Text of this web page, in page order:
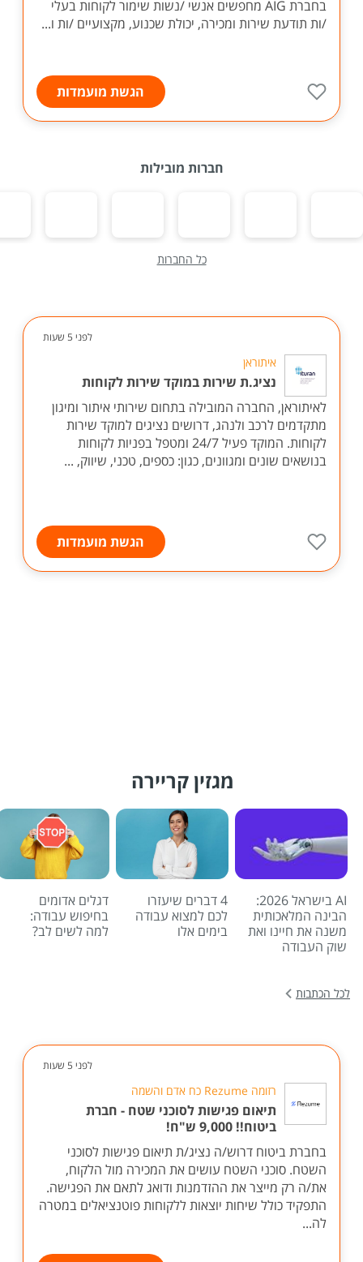
בחברת AIG מחפשים אנשי /נשות שימור לקוחות בעלי
/ות תודעת שירות ומכירה, יכולת שכנוע, מקצועיים /ות ו...
הגשת מועמדות
חברות מובילות
כל החברות
לפני 5 שעות
איתוראן
נציג.ת שירות במוקד שירות לקוחות
לאיתוראן, החברה המובילה בתחום שירותי איתור ומיגון
מתקדמים לרכב ולנהג, דרושים נציגים למוקד שירות
לקוחות. המוקד פעיל 24/7 ומטפל בפניות לקוחות
בנושאים שונים ומגוונים, כגון: כספים, טכני, שיווק, ...
הגשת מועמדות
מגזין קריירה
AI בישראל 2026:
הבינה המלאכותית
משנה את חיינו ואת
שוק העבודה
4 דברים שיעזרו
לכם למצוא עבודה
בימים אלו
דגלים אדומים
בחיפוש עבודה:
למה לשים לב?
לכל הכתבות
לפני 5 שעות
רזומה Rezume כח אדם והשמה
תיאום פגישות לסוכני שטח - חברת
ביטוח!! 9,000 ש"ח!
בחברת ביטוח דרוש/ה נציג/ת תיאום פגישות לסוכני
השטח. סוכני השטח עושים את המכירה מול הלקוח,
את/ה רק מייצר את ההזדמנות ודואג לתאם את הפגישה.
התפקיד כולל שיחות יוצאות ללקוחות פוטנציאלים במטרה
לה...